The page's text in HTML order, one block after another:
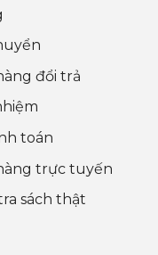
đổi trả
toán
trực tuyến
sách thật